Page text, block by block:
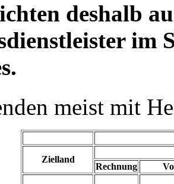
deshalb
im
meist mit
Zielland
Rechnung